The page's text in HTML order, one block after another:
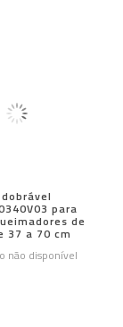
para
de
37 a 70 cm
não disponível